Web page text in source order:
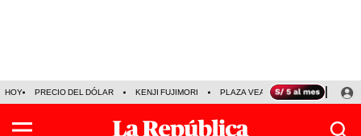
HOY PRECIO DEL DÓLAR KENJI FUJIMORI PLAZA VEA FERIADOS